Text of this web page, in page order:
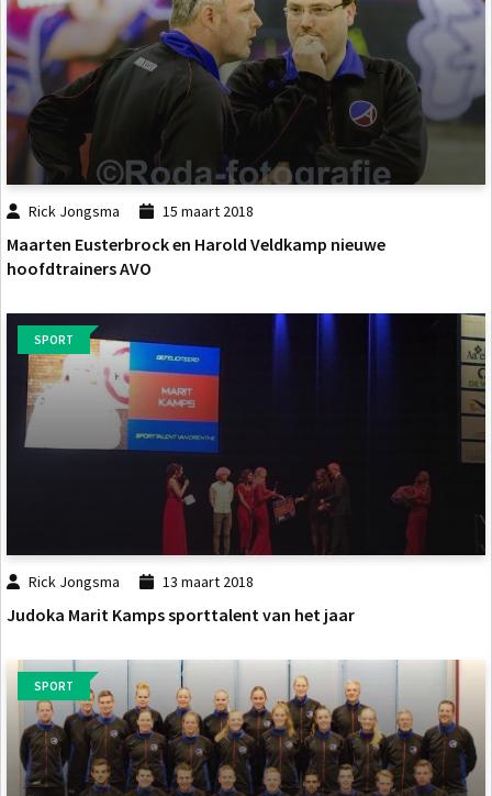
Rick Jongsma 15 maart 2018
Maarten Eusterbrock en Harold Veldkamp nieuwe
hoofdtrainers AVO
SPORT
Rick Jongsma 13 maart 2018
Judoka Marit Kamps sporttalent van het jaar
SPORT